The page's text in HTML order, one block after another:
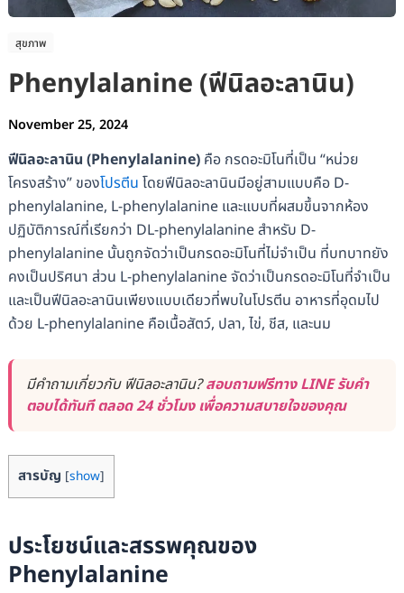
สุขภาพ
Phenylalanine (ฟีนิลอะลานิน)
November 25, 2024
ฟีนิลอะลานิน (Phenylalanine)คือ กรดอะมิโนที่เป็น “หน่วย
โครงสร้าง” ของโปรตีน โดยฟีนิลอะลานินมีอยู่สามแบบคือ D-
phenylalanine, L-phenylalanine และแบบที่ผสมขึ้นจากห้อง
ปฏิบัติการณ์ที่เรียกว่า DL-phenylalanine สำหรับ D-
phenylalanine นั้นถูกจัดว่าเป็นกรดอะมิโนที่ไม่จำเป็น ที่บทบาทยัง
คงเป็นปริศนา ส่วน L-phenylalanine จัดว่าเป็นกรดอะมิโนที่จำเป็น
และเป็นฟีนิลอะลานินเพียงแบบเดียวที่พบในโปรตีน อาหารที่อุดมไป
ด้วย L-phenylalanine คือเนื้อสัตว์, ปลา, ไข่, ชีส, และนม
มีคำถามเกี่ยวกับ ฟีนิลอะลานิน?สอบถามฟรีทาง LINE รับคำ
ตอบได้ทันที ตลอด 24 ชั่วโมง เพื่อความสบายใจของคุณ
สารบัญ [show]
ประโยชน์และสรรพคุณของ
Phenylalanine